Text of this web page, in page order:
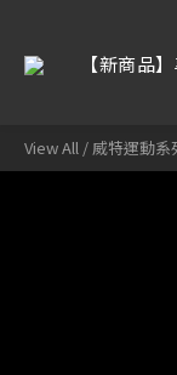
【新商品
View All / 威特運動系